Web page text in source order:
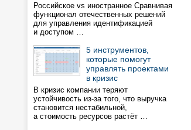
Российское vs иностранное Сравнивая
функционал отечественных решений
для управления идентификацией
и доступом …
5 инструментов,
которые помогут
управлять проектами
в кризис
В кризис компании теряют
устойчивость из-за того, что выручка
становится нестабильной,
а стоимость ресурсов растёт …